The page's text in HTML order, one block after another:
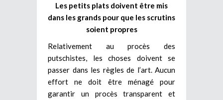
Les petits plats doivent être mis
dans les grands pour que les scrutins
soient propres
Relativement au procès des
putschistes, les choses doivent se
passer dans les règles de l’art. Aucun
effort ne doit être ménagé pour
garantir un procès transparent et